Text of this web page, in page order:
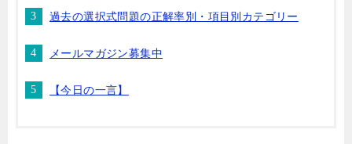
過去の選択式問題の正解率別・項目別カテゴリー
メールマガジン募集中
【今日の一言】